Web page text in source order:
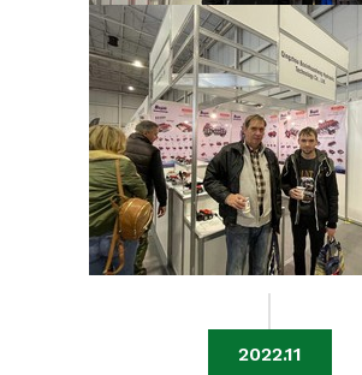
2022.11